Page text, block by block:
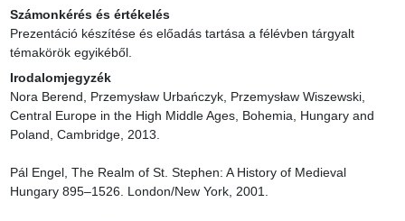
Számonkérés és értékelés
Prezentáció készítése és előadás tartása a félévben tárgyalt
témakörök egyikéből.
Irodalomjegyzék
Nora Berend, Przemysław Urbańczyk, Przemysław Wiszewski,
Central Europe in the High Middle Ages, Bohemia, Hungary and
Poland, Cambridge, 2013.
Pál Engel, The Realm of St. Stephen: A History of Medieval
Hungary 895–1526. London/New York, 2001.